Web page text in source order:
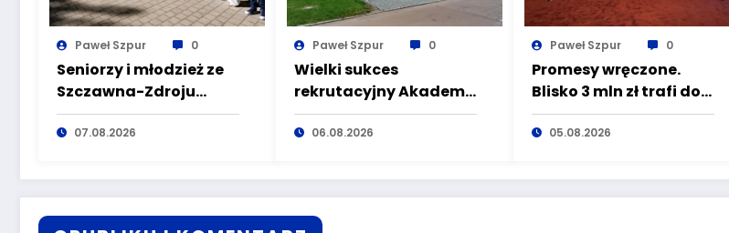
Paweł Szpur 0
Seniorzy i młodzież ze
Szczawna-Zdroju
wspólnie przeciw
dezinformacji i
07.08.2026
Paweł Szpur 0
Wielki sukces
rekrutacyjny Akademii
Nauk Stosowanych
Angelusa Silesiusa!
ale Ty wciąż masz
szansę – weź udział w II
turze naboru!
06.08.2026
Paweł Szpur 0
Promesy wręczone.
Blisko 3 mln zł trafi do
organizacji, które
dbają o
mieszkańców Dolnego
Śląska
05.08.2026